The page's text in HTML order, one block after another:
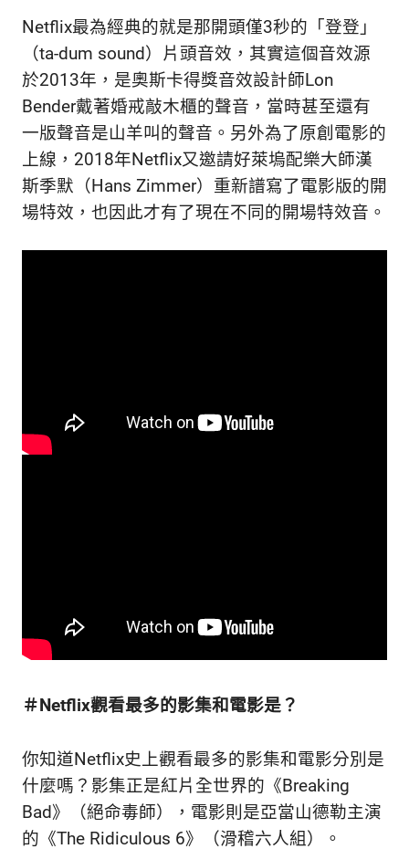
Netflix最為經典的就是那開頭僅3秒的「登登」
（ta-dum sound）片頭音效，其實這個音效源
於2013年，是奧斯卡得獎音效設計師Lon
Bender戴著婚戒敲木櫃的聲音，當時甚至還有
一版聲音是山羊叫的聲音。另外為了原創電影的
上線，2018年Netflix又邀請好萊塢配樂大師漢
斯季默（Hans Zimmer）重新譜寫了電影版的開
場特效，也因此才有了現在不同的開場特效音。
＃Netflix觀看最多的影集和電影是？
你知道Netflix史上觀看最多的影集和電影分別是
什麼嗎？影集正是紅片全世界的《Breaking
Bad》（絕命毒師），電影則是亞當山德勒主演
的《The Ridiculous 6》（滑稽六人組）。